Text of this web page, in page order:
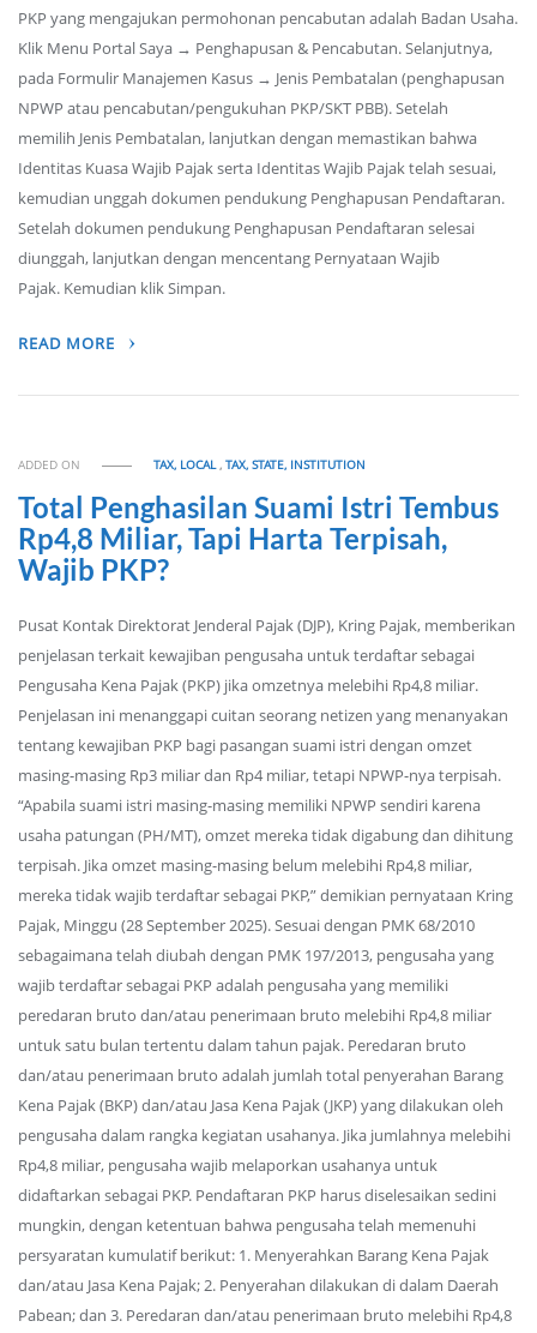
PKP yang mengajukan permohonan pencabutan adalah Badan Usaha.
Klik Menu Portal Saya → Penghapusan & Pencabutan. Selanjutnya,
pada Formulir Manajemen Kasus → Jenis Pembatalan (penghapusan
NPWP atau pencabutan/pengukuhan PKP/SKT PBB). Setelah
memilih Jenis Pembatalan, lanjutkan dengan memastikan bahwa
Identitas Kuasa Wajib Pajak serta Identitas Wajib Pajak telah sesuai,
kemudian unggah dokumen pendukung Penghapusan Pendaftaran.
Setelah dokumen pendukung Penghapusan Pendaftaran selesai
diunggah, lanjutkan dengan mencentang Pernyataan Wajib
Pajak. Kemudian klik Simpan.
READ MORE
ADDED ON TAX, LOCAL,TAX, STATE, INSTITUTION
Total Penghasilan Suami Istri Tembus
Rp4,8 Miliar, Tapi Harta Terpisah,
Wajib PKP?
Pusat Kontak Direktorat Jenderal Pajak (DJP), Kring Pajak, memberikan
penjelasan terkait kewajiban pengusaha untuk terdaftar sebagai
Pengusaha Kena Pajak (PKP) jika omzetnya melebihi Rp4,8 miliar.
Penjelasan ini menanggapi cuitan seorang netizen yang menanyakan
tentang kewajiban PKP bagi pasangan suami istri dengan omzet
masing-masing Rp3 miliar dan Rp4 miliar, tetapi NPWP-nya terpisah.
“Apabila suami istri masing-masing memiliki NPWP sendiri karena
usaha patungan (PH/MT), omzet mereka tidak digabung dan dihitung
terpisah. Jika omzet masing-masing belum melebihi Rp4,8 miliar,
mereka tidak wajib terdaftar sebagai PKP,” demikian pernyataan Kring
Pajak, Minggu (28 September 2025). Sesuai dengan PMK 68/2010
sebagaimana telah diubah dengan PMK 197/2013, pengusaha yang
wajib terdaftar sebagai PKP adalah pengusaha yang memiliki
peredaran bruto dan/atau penerimaan bruto melebihi Rp4,8 miliar
untuk satu bulan tertentu dalam tahun pajak. Peredaran bruto
dan/atau penerimaan bruto adalah jumlah total penyerahan Barang
Kena Pajak (BKP) dan/atau Jasa Kena Pajak (JKP) yang dilakukan oleh
pengusaha dalam rangka kegiatan usahanya. Jika jumlahnya melebihi
Rp4,8 miliar, pengusaha wajib melaporkan usahanya untuk
didaftarkan sebagai PKP. Pendaftaran PKP harus diselesaikan sedini
mungkin, dengan ketentuan bahwa pengusaha telah memenuhi
persyaratan kumulatif berikut: 1. Menyerahkan Barang Kena Pajak
dan/atau Jasa Kena Pajak; 2. Penyerahan dilakukan di dalam Daerah
Pabean; dan 3. Peredaran dan/atau penerimaan bruto melebihi Rp4,8